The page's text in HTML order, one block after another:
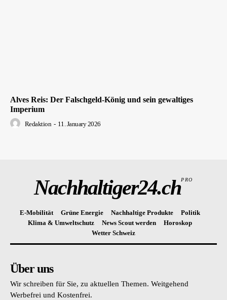
Alves Reis: Der Falschgeld-König und sein gewaltiges
Imperium
Redaktion - 11. January 2026
Nachhaltiger24.chPRO
E-Mobilität Grüne Energie Nachhaltige Produkte
Politik
Klima & Umweltschutz
News Scout werden
Horoskop
Wetter Schweiz
Über uns
Wir schreiben für Sie, zu aktuellen Themen. Weitgehend
Werbefrei und Kostenfrei.